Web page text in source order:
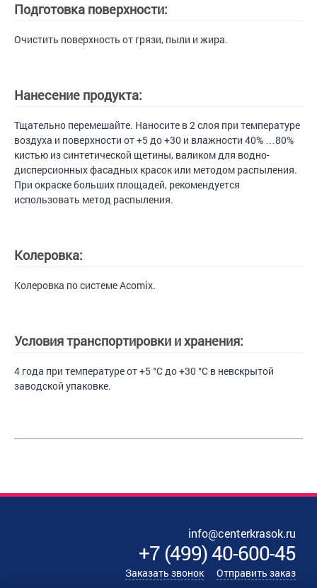
Подготовка поверхности:
Очистить поверхность от грязи, пыли и жира.
Нанесение продукта:
Тщательно перемешайте. Наносите в 2 слоя при температуре
воздуха и поверхности от +5 до +30 и влажности 40% …80%
кистью из синтетической щетины, валиком для водно-
дисперсионных фасадных красок или методом распыления.
При окраске больших площадей, рекомендуется
использовать метод распыления.
Колеровка:
Колеровка по системе Acomix.
Условия транспортировки и хранения:
4 года при температуре от +5 °С до +30 °С в невскрытой
заводской упаковке.
info@centerkrasok.ru
+7(499)40-600-45
Заказать звонок Отправить заказ